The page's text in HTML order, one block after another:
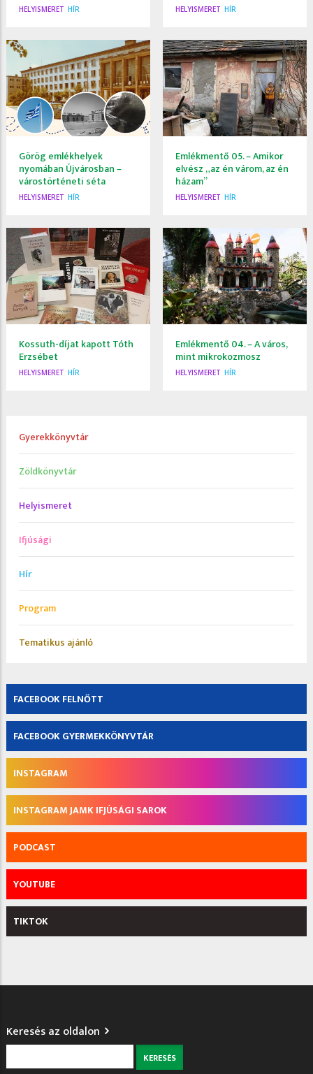
HELYISMERET HÍR HELYISMERET HÍR
Görög emlékhelyek
nyomában Újvárosban –
várostörténeti séta
HELYISMERET HÍR
Emlékmentő 05. – Amikor
elvész „az én várom, az én
házam”
HELYISMERET HÍR
Kossuth-díjat kapott Tóth
Erzsébet
HELYISMERET HÍR
Emlékmentő 04. – A város,
mint mikrokozmosz
HELYISMERET HÍR
Gyerekkönyvtár
Zöldkönyvtár
Helyismeret
Ifjúsági
Hír
Program
Tematikus ajánló
FACEBOOK FELNŐTT
FACEBOOK GYERMEKKÖNYVTÁR
INSTAGRAM
INSTAGRAM JAMK IFJÚSÁGI SAROK
PODCAST
YOUTUBE
TIKTOK
Keresés az oldalon